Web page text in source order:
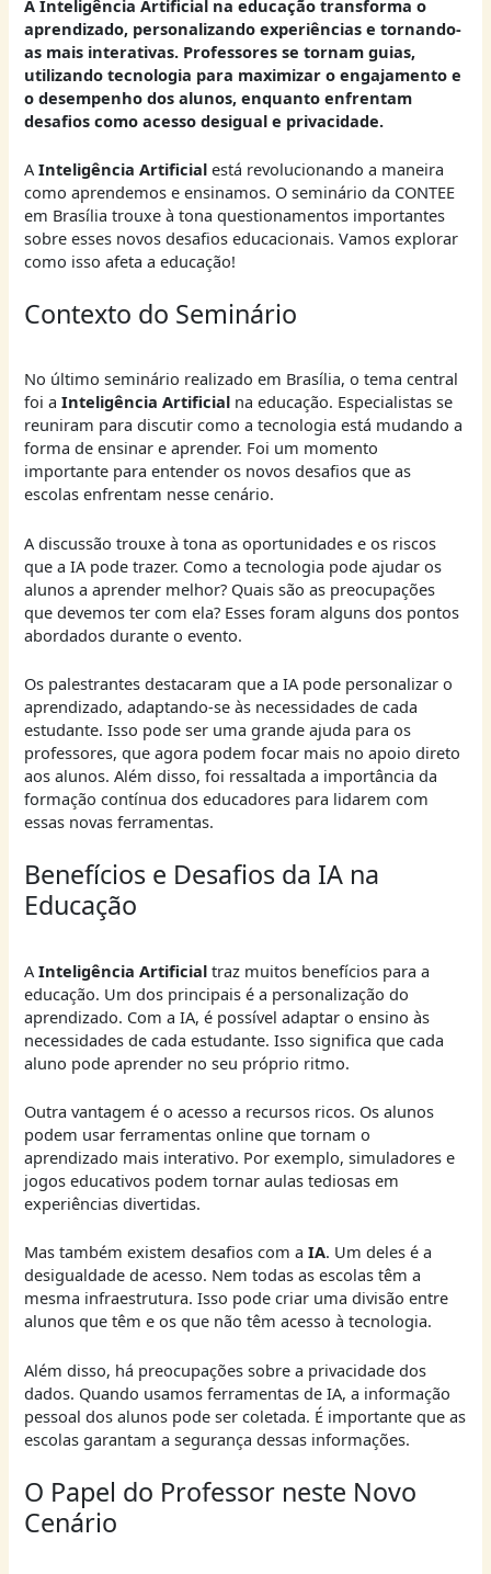
AInteligência Artificial na educação transforma o
aprendizado, personalizando experiências e tornando-
as mais interativas. Professores se tornam guias,
utilizando tecnologia para maximizar o engajamento e
o desempenho dos alunos, enquanto enfrentam
desafios como acesso desigual e privacidade.
AInteligência Artificial está revolucionando a maneira
como aprendemos e ensinamos. O seminário da CONTEE
em Brasília trouxe à tona questionamentos importantes
sobre esses novos desafios educacionais. Vamos explorar
como isso afeta a educação!
Contexto do Seminário
No último seminário realizado em Brasília, o tema central
foi aInteligência Artificial na educação. Especialistas se
reuniram para discutir como a tecnologia está mudando a
forma de ensinar e aprender. Foi um momento
importante para entender os novos desafios que as
escolas enfrentam nesse cenário.
A discussão trouxe à tona as oportunidades e os riscos
que a IA pode trazer. Como a tecnologia pode ajudar os
alunos a aprender melhor? Quais são as preocupações
que devemos ter com ela? Esses foram alguns dos pontos
abordados durante o evento.
Os palestrantes destacaram que a IA pode personalizar o
aprendizado, adaptando-se às necessidades de cada
estudante. Isso pode ser uma grande ajuda para os
professores, que agora podem focar mais no apoio direto
aos alunos. Além disso, foi ressaltada a importância da
formação contínua dos educadores para lidarem com
essas novas ferramentas.
Benefícios e Desafios da IA na
Educação
AInteligência Artificial traz muitos benefícios para a
educação. Um dos principais é a personalização do
aprendizado. Com a IA, é possível adaptar o ensino às
necessidades de cada estudante. Isso significa que cada
aluno pode aprender no seu próprio ritmo.
Outra vantagem é o acesso a recursos ricos. Os alunos
podem usar ferramentas online que tornam o
aprendizado mais interativo. Por exemplo, simuladores e
jogos educativos podem tornar aulas tediosas em
experiências divertidas.
Mas também existem desafios com aIA. Um deles é a
desigualdade de acesso. Nem todas as escolas têm a
mesma infraestrutura. Isso pode criar uma divisão entre
alunos que têm e os que não têm acesso à tecnologia.
Além disso, há preocupações sobre a privacidade dos
dados. Quando usamos ferramentas de IA, a informação
pessoal dos alunos pode ser coletada. É importante que as
escolas garantam a segurança dessas informações.
O Papel do Professor neste Novo
Cenário